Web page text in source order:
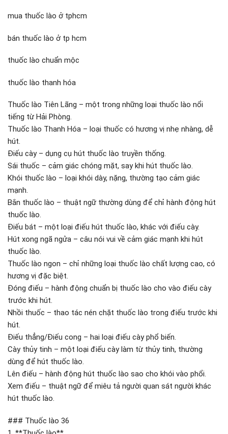
mua thuốc lào ở tphcm
bán thuốc lào ở tp hcm
thuốc lào chuẩn mộc
thuốc lào thanh hóa
Thuốc lào Tiên Lãng – một trong những loại thuốc lào nổi
tiếng từ Hải Phòng.
Thuốc lào Thanh Hóa – loại thuốc có hương vị nhẹ nhàng, dễ
hút.
Điếu cày – dụng cụ hút thuốc lào truyền thống.
Sái thuốc – cảm giác chóng mặt, say khi hút thuốc lào.
Khói thuốc lào – loại khói dày, nặng, thường tạo cảm giác
mạnh.
Bắn thuốc lào – thuật ngữ thường dùng để chỉ hành động hút
thuốc lào.
Điếu bát – một loại điếu hút thuốc lào, khác với điếu cày.
Hút xong ngã ngửa – câu nói vui về cảm giác mạnh khi hút
thuốc lào.
Thuốc lào ngon – chỉ những loại thuốc lào chất lượng cao, có
hương vị đặc biệt.
Đóng điếu – hành động chuẩn bị thuốc lào cho vào điếu cày
trước khi hút.
Nhồi thuốc – thao tác nén chặt thuốc lào trong điếu trước khi
hút.
Điếu thẳng/Điếu cong – hai loại điếu cày phổ biến.
Cày thủy tinh – một loại điếu cày làm từ thủy tinh, thường
dùng để hút thuốc lào.
Lên điếu – hành động hút thuốc lào sao cho khói vào phổi.
Xem điếu – thuật ngữ để miêu tả người quan sát người khác
hút thuốc lào.
### Thuốc lào 36